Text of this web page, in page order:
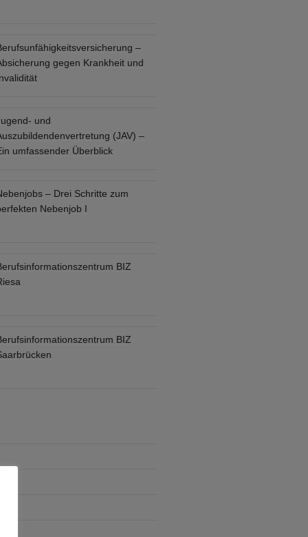
–
gegen Krankheit und
und
(JAV) –
umfassender Überblick
– Drei Schritte zum
Nebenjob I
BIZ
BIZ